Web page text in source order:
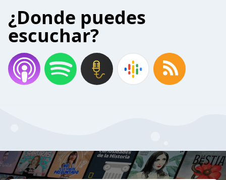
¿Donde puedes
escuchar?